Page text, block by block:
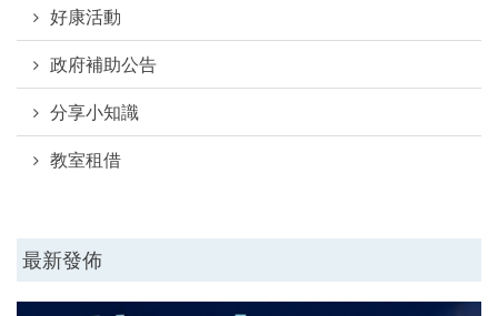
好康活動
政府補助公告
分享小知識
教室租借
最新發佈